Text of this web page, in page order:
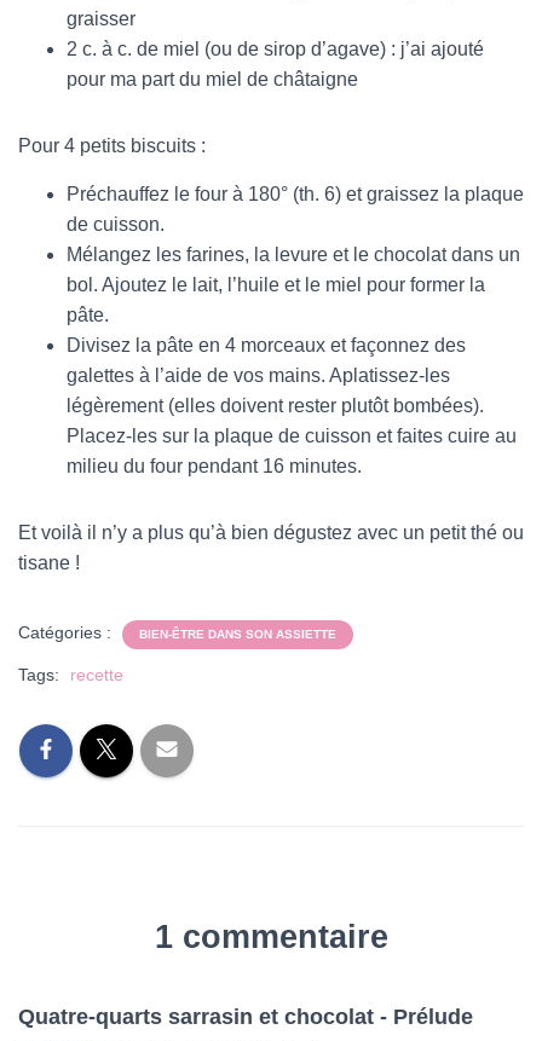
graisser
2 c. à c. de miel (ou de sirop d’agave) : j’ai ajouté
pour ma part du miel de châtaigne
Pour 4 petits biscuits :
Préchauffez le four à 180° (th. 6) et graissez la plaque
de cuisson.
Mélangez les farines, la levure et le chocolat dans un
bol. Ajoutez le lait, l’huile et le miel pour former la
pâte.
Divisez la pâte en 4 morceaux et façonnez des
galettes à l’aide de vos mains. Aplatissez-les
légèrement (elles doivent rester plutôt bombées).
Placez-les sur la plaque de cuisson et faites cuire au
milieu du four pendant 16 minutes.
Et voilà il n’y a plus qu’à bien dégustez avec un petit thé ou
tisane !
Catégories : BIEN-ÊTRE DANS SON ASSIETTE
Tags: recette
1 commentaire
Quatre-quarts sarrasin et chocolat - Prélude